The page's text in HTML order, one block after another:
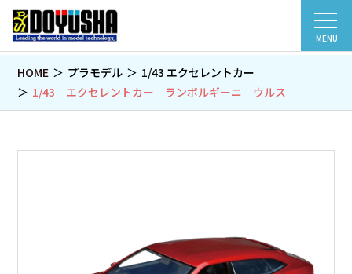
MENU
HOME プラモデル
1/43 エクセレントカー
1/43 エクセレントカー ランボルギーニ ウルス